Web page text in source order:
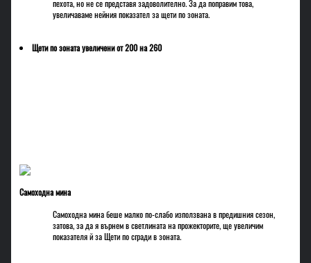
пехота, но не се представя задоволително. За да поправим това,
увеличаваме нейния показател за щети по зоната.
Щети по зоната увеличени от 200 на 260
Самоходна мина
Самоходна мина беше малко по-слабо използвана в предишния сезон,
затова, за да я върнем в светлината на прожекторите, ще увеличим
показателя й за Щети по сгради в зоната.